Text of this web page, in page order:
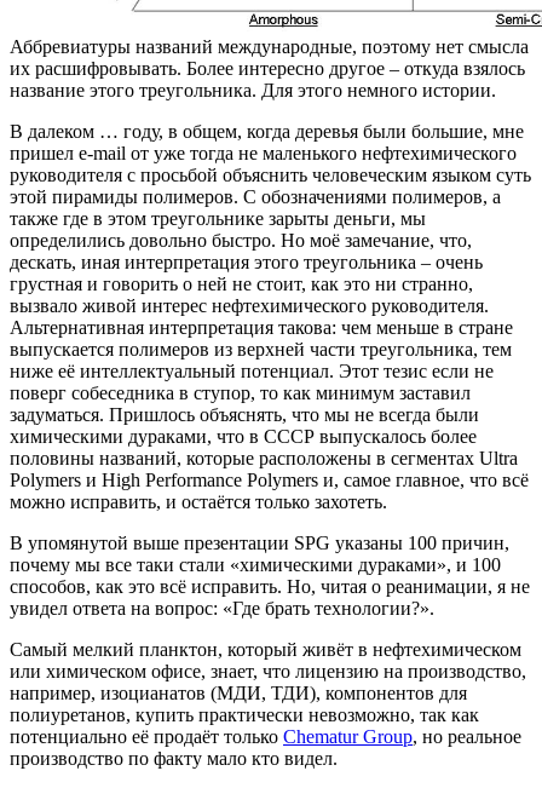
Аббревиатуры названий международные, поэтому нет смысла
их расшифровывать. Более интересно другое – откуда взялось
название этого треугольника. Для этого немного истории.
В далеком … году, в общем, когда деревья были большие, мне
пришел e-mail от уже тогда не маленького нефтехимического
руководителя с просьбой объяснить человеческим языком суть
этой пирамиды полимеров. С обозначениями полимеров, а
также где в этом треугольнике зарыты деньги, мы
определились довольно быстро. Но моё замечание, что,
дескать, иная интерпретация этого треугольника – очень
грустная и говорить о ней не стоит, как это ни странно,
вызвало живой интерес нефтехимического руководителя.
Альтернативная интерпретация такова: чем меньше в стране
выпускается полимеров из верхней части треугольника, тем
ниже её интеллектуальный потенциал. Этот тезис если не
поверг собеседника в ступор, то как минимум заставил
задуматься. Пришлось объяснять, что мы не всегда были
химическими дураками, что в СССР выпускалось более
половины названий, которые расположены в сегментах Ultra
Polymers и High Performance Polymers и, самое главное, что всё
можно исправить, и остаётся только захотеть.
В упомянутой выше презентации SPG указаны 100 причин,
почему мы все таки стали «химическими дураками», и 100
способов, как это всё исправить. Но, читая о реанимации, я не
увидел ответа на вопрос: «Где брать технологии?».
Самый мелкий планктон, который живёт в нефтехимическом
или химическом офисе, знает, что лицензию на производство,
например, изоцианатов (МДИ, ТДИ), компонентов для
полиуретанов, купить практически невозможно, так как
потенциально её продаёт только Chematur Group, но реальное
производство по факту мало кто видел.